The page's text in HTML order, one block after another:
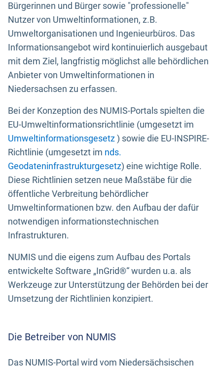
Bürgerinnen und Bürger sowie "professionelle"
Nutzer von Umweltinformationen, z.B.
Umweltorganisationen und Ingenieurbüros. Das
Informationsangebot wird kontinuierlich ausgebaut
mit dem Ziel, langfristig möglichst alle behördlichen
Anbieter von Umweltinformationen in
Niedersachsen zu erfassen.
Bei der Konzeption des NUMIS-Portals spielten die
EU-Umweltinformationsrichtlinie (umgesetzt im
Umweltinformationsgesetz) sowie die EU-INSPIRE-
Richtlinie (umgesetzt im nds.
Geodateninfrastrukturgesetz) eine wichtige Rolle.
Diese Richtlinien setzen neue Maßstäbe für die
öffentliche Verbreitung behördlicher
Umweltinformationen bzw. den Aufbau der dafür
notwendigen informationstechnischen
Infrastrukturen.
NUMIS und die eigens zum Aufbau des Portals
entwickelte Software „InGrid®“ wurden u.a. als
Werkzeuge zur Unterstützung der Behörden bei der
Umsetzung der Richtlinien konzipiert.
Die Betreiber von NUMIS
Das NUMIS-Portal wird vom Niedersächsischen